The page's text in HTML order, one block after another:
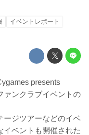
イベントレポート
presents
ァンクラブイベントの
ージツアーなどのイベ
イベントも開催された